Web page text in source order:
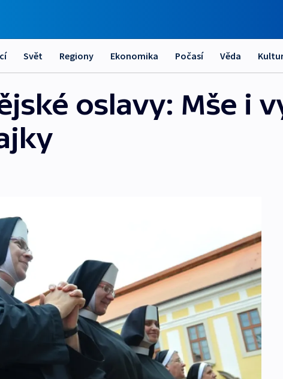
Svět Regiony Ekonomika Počasí Věda
oslavy: Mše i